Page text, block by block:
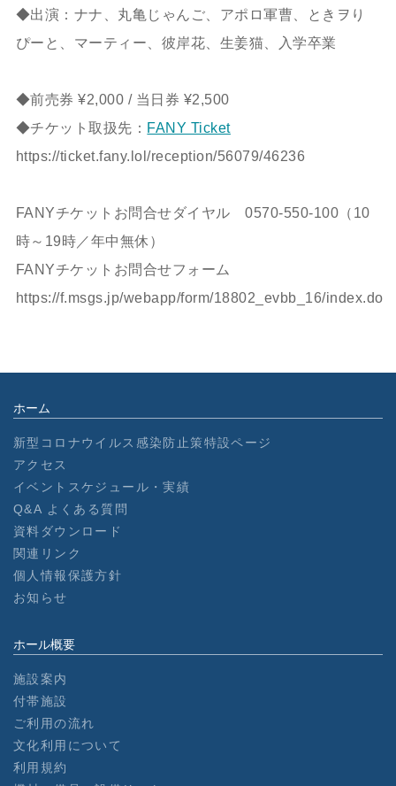
◆出演：ナナ、丸亀じゃんご、アポロ軍曹、ときヲり
ぴーと、マーティー、彼岸花、生姜猫、入学卒業
◆前売券 ¥2,000 / 当日券 ¥2,500
◆チケット取扱先： FANY Ticket
https://ticket.fany.lol/reception/56079/46236
FANYチケットお問合せダイヤル 0570-550-100（10
時～19時／年中無休）
FANYチケットお問合せフォーム
https://f.msgs.jp/webapp/form/18802_evbb_16/index.do
ホーム
新型コロナウイルス感染防止策特設ページ
アクセス
イベントスケジュール・実績
Q&A よくある質問
資料ダウンロード
関連リンク
個人情報保護方針
お知らせ
ホール概要
施設案内
付帯施設
ご利用の流れ
文化利用について
利用規約